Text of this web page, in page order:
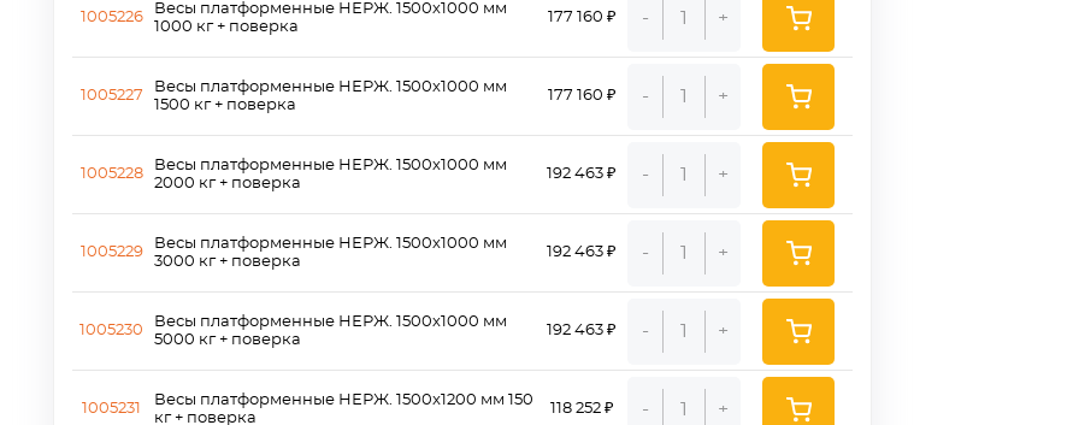
1005226
1005227
1005228
1005229
1005230
1005231
Весы платформенные НЕРЖ. 1500х1000 мм
1000 кг + поверка
Весы платформенные НЕРЖ. 1500х1000 мм
1500 кг + поверка
Весы платформенные НЕРЖ. 1500х1000 мм
2000 кг + поверка
Весы платформенные НЕРЖ. 1500х1000 мм
3000 кг + поверка
Весы платформенные НЕРЖ. 1500х1000 мм
5000 кг + поверка
Весы платформенные НЕРЖ. 1500x1200 мм 150
кг + поверка
177 160 ₽
177 160 ₽
192 463 ₽
192 463 ₽
192 463 ₽
118 252 ₽
- +
- +
- +
- +
- +
- +